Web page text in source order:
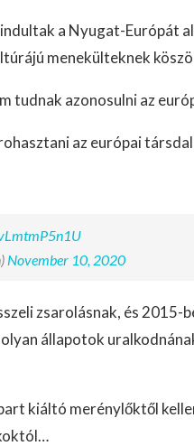
a Nyugat-Európát
menekülteknek
tudnak azonosulni az
az európai
November 10, 2020
zsarolásnak, és 2015-
állapotok
kiáltó merénylőktől